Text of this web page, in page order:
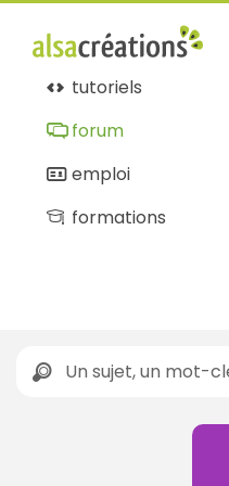
tutoriels
forum
emploi
formations